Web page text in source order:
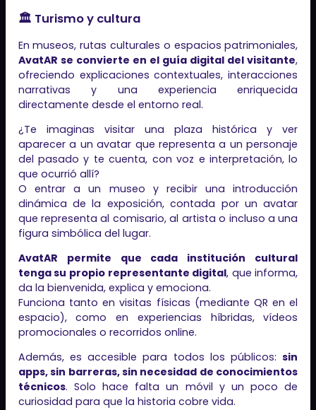
🏛 Turismo y cultura
En museos, rutas culturales o espacios patrimoniales,
AvatAR se convierte en el guía digital del visitante,
ofreciendo explicaciones contextuales, interacciones
narrativas y una experiencia enriquecida
directamente desde el entorno real.
¿Te imaginas visitar una plaza histórica y ver
aparecer a un avatar que representa a un personaje
del pasado y te cuenta, con voz e interpretación, lo
que ocurrió allí?
O entrar a un museo y recibir una introducción
dinámica de la exposición, contada por un avatar
que representa al comisario, al artista o incluso a una
figura simbólica del lugar.
AvatAR permite que cada institución cultural
tenga su propio representante digital, que informa,
da la bienvenida, explica y emociona.
Funciona tanto en visitas físicas (mediante QR en el
espacio), como en experiencias híbridas, vídeos
promocionales o recorridos online.
Además, es accesible para todos los públicos:sin
apps, sin barreras, sin necesidad de conocimientos
técnicos. Solo hace falta un móvil y un poco de
curiosidad para que la historia cobre vida.